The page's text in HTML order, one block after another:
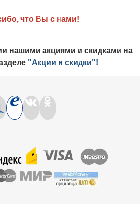
что Вы с нами!
нашими акциями и скидками на
"Акции и скидки"!